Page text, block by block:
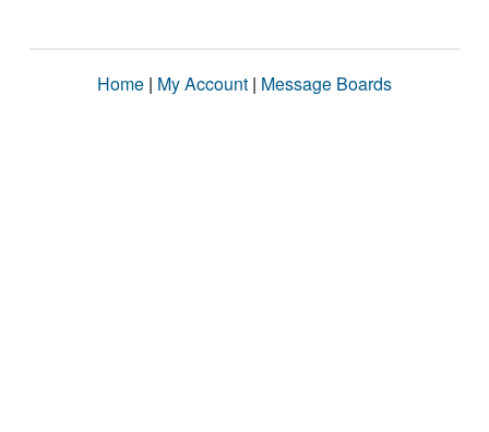
Home | My Account | Message Boards